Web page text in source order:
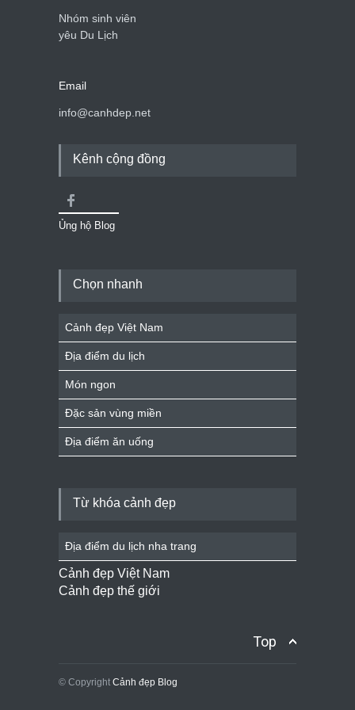
Nhóm sinh viên
yêu Du Lịch
Email
info@canhdep.net
Kênh cộng đồng
Ủng hộ Blog
Chọn nhanh
Cảnh đẹp Việt Nam
Địa điểm du lịch
Món ngon
Đặc sản vùng miền
Địa điểm ăn uống
Từ khóa cảnh đẹp
Địa điểm du lịch nha trang
Cảnh đẹp Việt Nam
Cảnh đẹp thế giới
Top
© Copyright Cảnh đẹp Blog